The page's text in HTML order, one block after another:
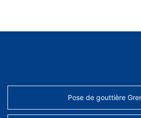
Pose de gouttière